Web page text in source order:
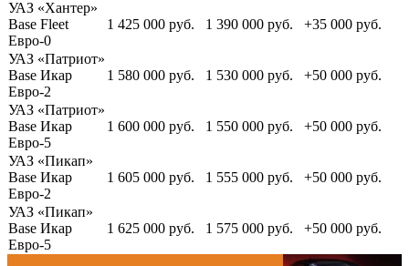
УАЗ «Хантер»
Base Fleet
Евро-0
1 425 000 руб. 1 390 000 руб. +35 000 руб.
УАЗ «Патриот»
Base Икар
Евро-2
1 580 000 руб. 1 530 000 руб. +50 000 руб.
УАЗ «Патриот»
Base Икар
Евро-5
1 600 000 руб. 1 550 000 руб. +50 000 руб.
УАЗ «Пикап»
Base Икар
Евро-2
1 605 000 руб. 1 555 000 руб. +50 000 руб.
УАЗ «Пикап»
Base Икар
Евро-5
1 625 000 руб. 1 575 000 руб. +50 000 руб.